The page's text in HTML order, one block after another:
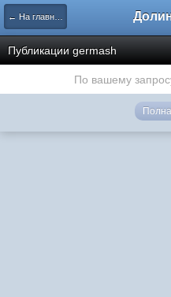
← На главную
Публикации germash
По вашему